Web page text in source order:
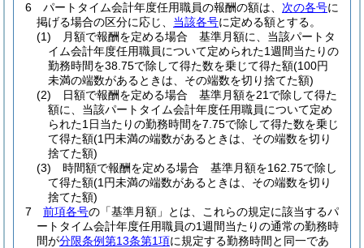
6
パートタイム会計年度任用職員の報酬の額は、 次の各号に
掲げる場合の区分に応じ、 当該各号に定める額とする。
(1)
月額で報酬を定める場合 基準月額に、当該パートタ
イム会計年度任用職員について定められた1週間当たりの
勤務時間を38.75で除して得た数を乗じて得た額(100円
未満の端数があるときは、その端数を切り捨てた額)
(2)
日額で報酬を定める場合 基準月額を21で除して得た
額に、当該パートタイム会計年度任用職員について定め
られた1日当たりの勤務時間を7.75で除して得た数を乗じ
て得た額(1円未満の端数があるときは、その端数を切り
捨てた額)
(3)
時間額で報酬を定める場合 基準月額を162.75で除し
て得た額(1円未満の端数があるときは、その端数を切り
捨てた額)
7
前項各号の「基準月額」とは、これらの規定に該当するパ
ートタイム会計年度任用職員の1週間当たりの通常の勤務時
間が分限条例第13条第1項に規定する勤務時間と同一であ